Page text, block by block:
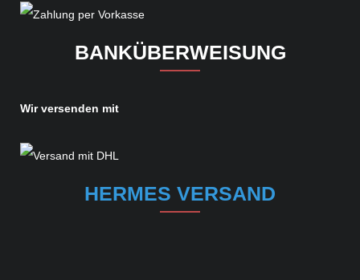
BANKÜBERWEISUNG
Wir versenden mit
HERMES VERSAND